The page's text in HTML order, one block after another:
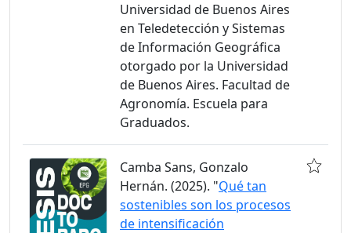
Universidad de Buenos Aires
en Teledetección y Sistemas
de Información Geográfica
otorgado por la Universidad
de Buenos Aires. Facultad de
Agronomía. Escuela para
Graduados.
Camba Sans, Gonzalo
Hernán. (2025). "Qué tan
sostenibles son los procesos
de intensificación